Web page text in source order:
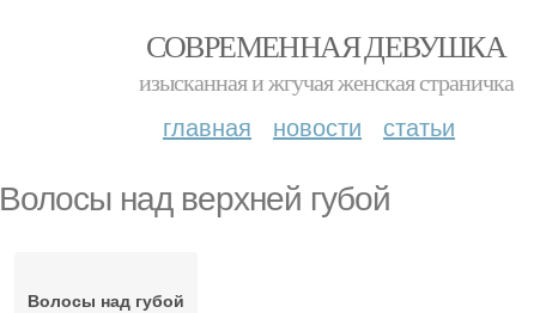
СОВРЕМЕННАЯ ДЕВУШКА
изысканная и жгучая женская страничка
главная новости статьи
Волосы над верхней губой
Волосы над губой